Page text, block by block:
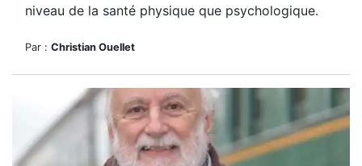
niveau de la santé physique que psychologique.
Par : Christian Ouellet